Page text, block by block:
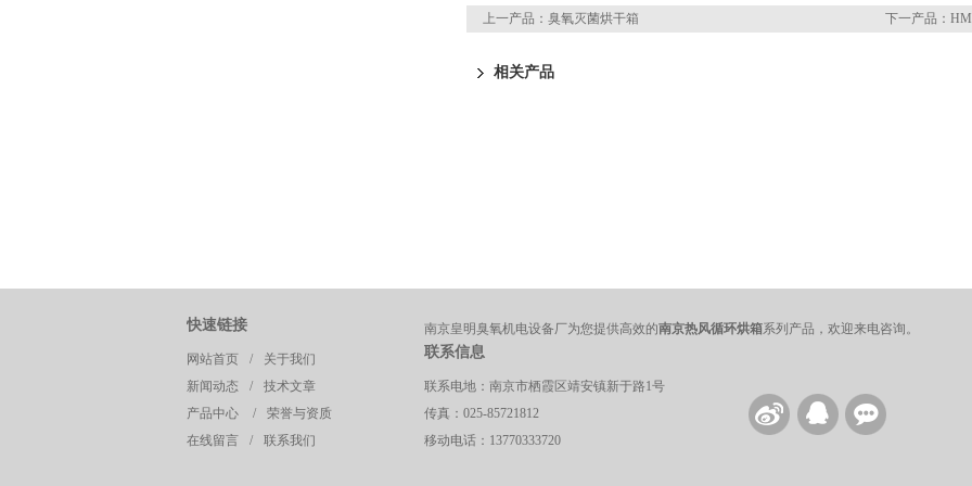
上一产品： 臭氧灭菌烘干箱 下一产品：
相关产品
快速链接
网站首页 /
关于我们
新闻动态
/
技术文章
产品中心
/
荣誉与资质
在线留言
/ 联系我们
南京皇明臭氧机电设备厂为您提供高效的南京热风循环烘箱系列产品，欢迎来电咨询。
联系信息
联系电地：南京市栖霞区靖安镇新于路1号
传真：025-85721812
移动电话：13770333720